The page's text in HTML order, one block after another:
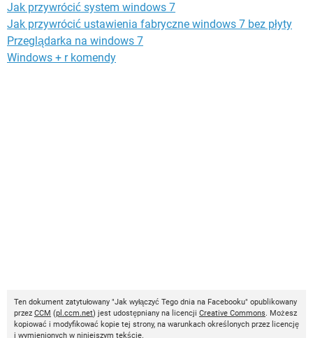
Jak przywrócić system windows 7
Jak przywrócić ustawienia fabryczne windows 7 bez płyty
Przeglądarka na windows 7
Windows + r komendy
Ten dokument zatytułowany "Jak wyłączyć Tego dnia na Facebooku" opublikowany
przez CCM (pl.ccm.net) jest udostępniany na licencji Creative Commons. Możesz
kopiować i modyfikować kopie tej strony, na warunkach określonych przez licencję
i wymienionych w niniejszym tekście.